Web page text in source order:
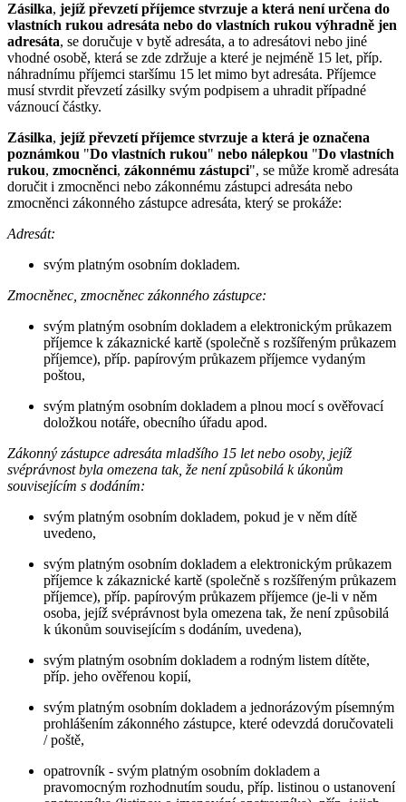
Zásilka, jejíž převzetí příjemce stvrzuje a která není určena do
vlastních rukou adresáta nebo do vlastních rukou výhradně jen
adresáta, se doručuje v bytě adresáta, a to adresátovi nebo jiné
vhodné osobě, která se zde zdržuje a které je nejméně 15 let, příp.
náhradnímu příjemci staršímu 15 let mimo byt adresáta. Příjemce
musí stvrdit převzetí zásilky svým podpisem a uhradit případné
váznoucí částky.
Zásilka, jejíž převzetí příjemce stvrzuje a která je označena
poznámkou "Do vlastních rukou" nebo nálepkou "Do vlastních
rukou, zmocněnci, zákonnému zástupci", se může kromě adresáta
doručit i zmocněnci nebo zákonnému zástupci adresáta nebo
zmocněnci zákonného zástupce adresáta, který se prokáže:
Adresát:
svým platným osobním dokladem.
Zmocněnec, zmocněnec zákonného zástupce:
svým platným osobním dokladem a elektronickým průkazem
příjemce k zákaznické kartě (společně s rozšířeným průkazem
příjemce), příp. papírovým průkazem příjemce vydaným
poštou,
svým platným osobním dokladem a plnou mocí s ověřovací
doložkou notáře, obecního úřadu apod.
Zákonný zástupce adresáta mladšího 15 let nebo osoby, jejíž
svéprávnost byla omezena tak, že není způsobilá k úkonům
souvisejícím s dodáním:
svým platným osobním dokladem, pokud je v něm dítě
uvedeno,
svým platným osobním dokladem a elektronickým průkazem
příjemce k zákaznické kartě (společně s rozšířeným průkazem
příjemce), příp. papírovým průkazem příjemce (je-li v něm
osoba, jejíž svéprávnost byla omezena tak, že není způsobilá
k úkonům souvisejícím s dodáním, uvedena),
svým platným osobním dokladem a rodným listem dítěte,
příp. jeho ověřenou kopií,
svým platným osobním dokladem a jednorázovým písemným
prohlášením zákonného zástupce, které odevzdá doručovateli
/ poště,
opatrovník - svým platným osobním dokladem a
pravomocným rozhodnutím soudu, příp. listinou o ustanovení